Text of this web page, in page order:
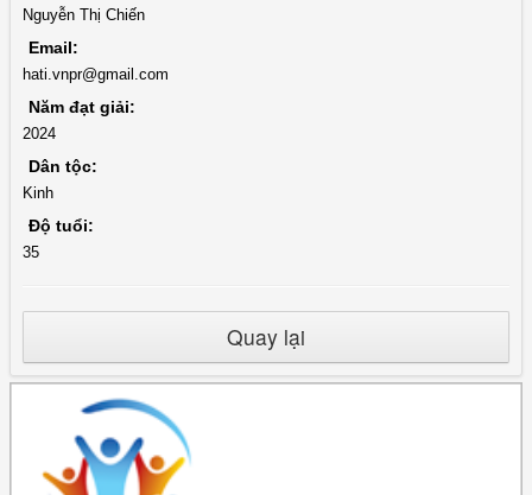
Nguyễn Thị Chiến
Email:
hati.vnpr@gmail.com
Năm đạt giải:
2024
Dân tộc:
Kinh
Độ tuổi:
35
Quay lại